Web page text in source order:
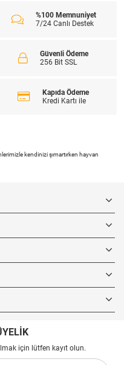
%100 Memnuniyet
7/24 Canlı Destek
Güvenli Ödeme
256 Bit SSL
Kapıda Ödeme
Kredi Kartı ile
kendinizi şımartırken hayvan
için lütfen kayıt olun.